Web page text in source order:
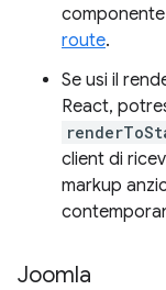
componente
route.
Se usi il
React,
client di
markup
Joomla